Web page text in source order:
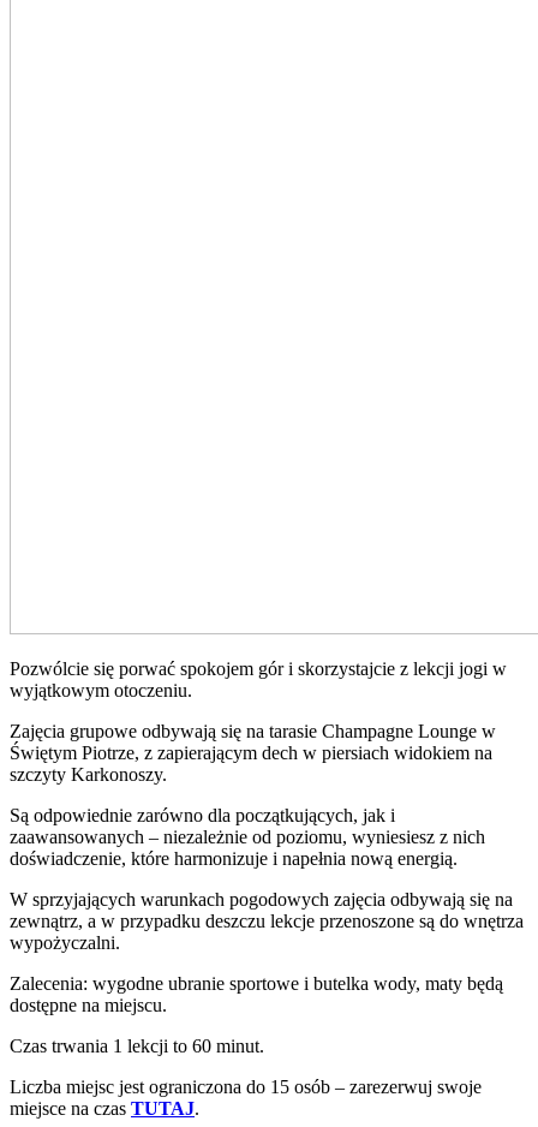
Pozwólcie się porwać spokojem gór i skorzystajcie z lekcji jogi w
wyjątkowym otoczeniu.
Zajęcia grupowe odbywają się na tarasie Champagne Lounge w
Świętym Piotrze, z zapierającym dech w piersiach widokiem na
szczyty Karkonoszy.
Są odpowiednie zarówno dla początkujących, jak i
zaawansowanych – niezależnie od poziomu, wyniesiesz z nich
doświadczenie, które harmonizuje i napełnia nową energią.
W sprzyjających warunkach pogodowych zajęcia odbywają się na
zewnątrz, a w przypadku deszczu lekcje przenoszone są do wnętrza
wypożyczalni.
Zalecenia: wygodne ubranie sportowe i butelka wody, maty będą
dostępne na miejscu.
Czas trwania 1 lekcji to 60 minut.
Liczba miejsc jest ograniczona do 15 osób – zarezerwuj swoje
miejsce na czas TUTAJ.